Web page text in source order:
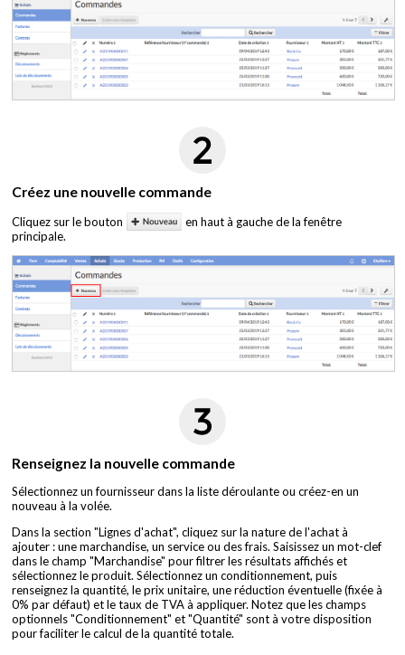
Créez une nouvelle commande
Cliquez sur le bouton
en haut à gauche de la fenêtre
principale.
Renseignez la nouvelle commande
Sélectionnez un fournisseur dans la liste déroulante ou créez-en un
nouveau à la volée.
Dans la section "Lignes d'achat", cliquez sur la nature de l'achat à
ajouter : une marchandise, un service ou des frais. Saisissez un mot-clef
dans le champ "Marchandise" pour filtrer les résultats affichés et
sélectionnez le produit. Sélectionnez un conditionnement, puis
renseignez la quantité, le prix unitaire, une réduction éventuelle (fixée à
0% par défaut) et le taux de TVA à appliquer. Notez que les champs
optionnels "Conditionnement" et "Quantité" sont à votre disposition
pour faciliter le calcul de la quantité totale.